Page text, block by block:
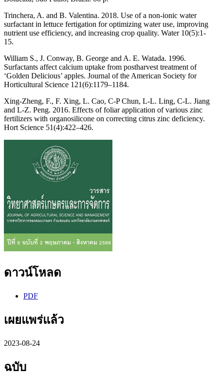
Trinchera, A. and B. Valentina. 2018. Use of a non-ionic water
surfactant in lettuce fertigation for optimizing water use, improving
nutrient use efficiency, and increasing crop quality. Water 10(5):1-
15.
William S., J. Conway, B. George and A. E. Watada. 1996.
Surfactants affect calcium uptake from postharvest treatment of
‘Golden Delicious’ apples. Journal of the American Society for
Horticultural Science 121(6):1179–1184.
Xing-Zheng, F., F. Xing, L. Cao, C-P Chun, L-L. Ling, C-L. Jiang
and L-Z. Peng. 2016. Effects of foliar application of various zinc
fertilizers with organosilicone on correcting citrus zinc deficiency.
Hort Science 51(4):422–426.
ดาวน์โหลด
PDF
เผยแพร่แล้ว
2023-08-24
ฉบับ